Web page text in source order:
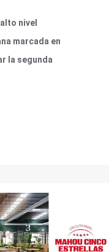
nivel
marcada en
la segunda